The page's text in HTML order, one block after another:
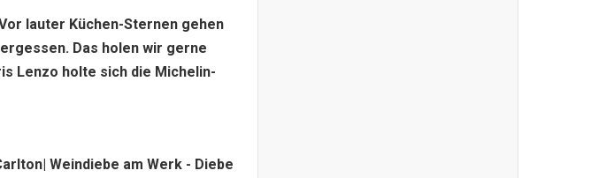
lauter Küchen-Sternen gehen
Das holen wir gerne
Lenzo holte sich die Michelin-
Weindiebe am Werk - Diebe